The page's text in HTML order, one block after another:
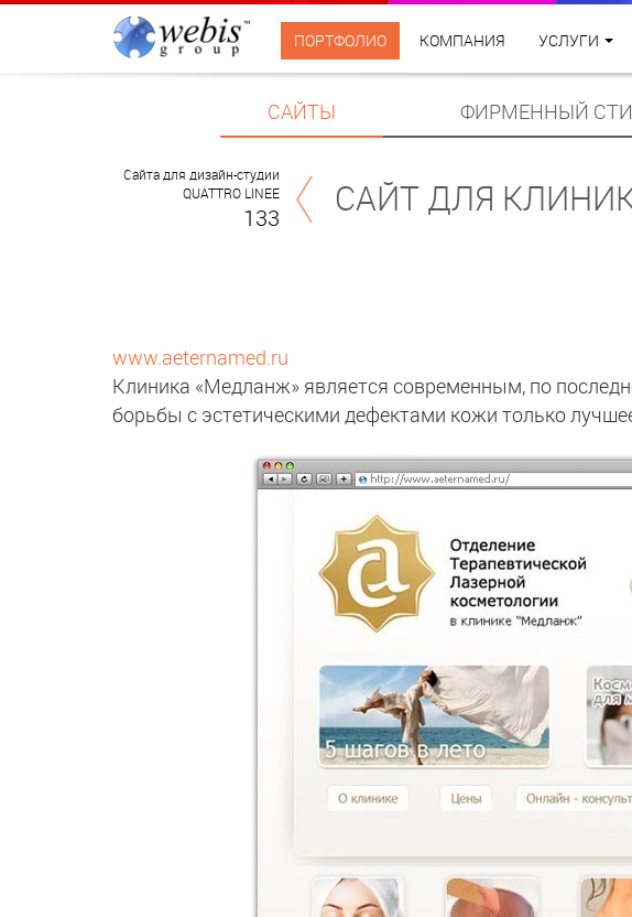
ПОРТФОЛИО КОМПАНИЯ УСЛУГИ
САЙТЫ ФИРМЕННЫЙ
Cайта для дизайн-студии
QUATTRO LINEE
133 САЙТ ДЛЯ
www.aeternamed.ru
Клиника «Медланж» является современным, по
борьбы с эстетическими дефектами кожи только